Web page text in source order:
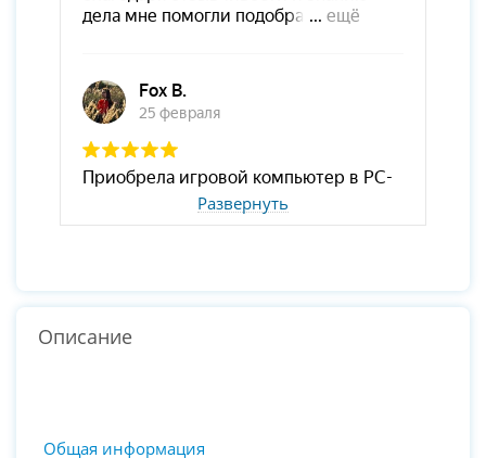
Развернуть
Описание
Общая информация